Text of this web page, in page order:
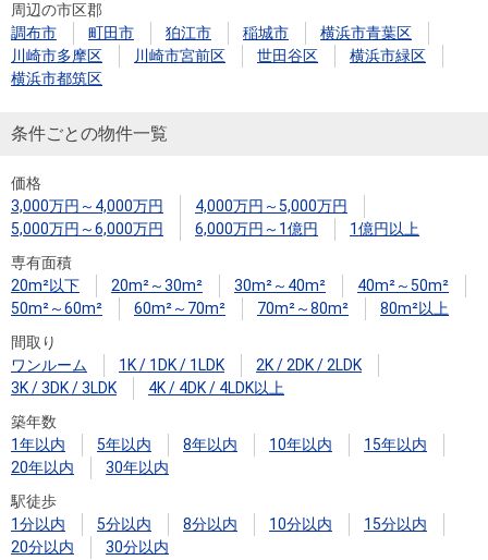
購入向け
サービス
住宅ロー
ンシミュ
住まい1プ
ラス（お
税金の本
（電子ブ
ック）
住まいと
暮らしの
（電子ブ
売却ガイ
ド
周辺の市区郡
調布市
町田市 狛江市 稲城市
横浜市青葉区
川崎市多摩区
川崎市宮前区 世田谷区
横浜市緑区
横浜市都筑区
条件ごとの物件一覧
価格
3,000万円～4,000万円
4,000万円～5,000万円
5,000万円～6,000万円
6,000万円～1億円
1億円以上
専有面積
20m²以下
20m²～30m² 30m²～40m²
40m²～50m²
50m²～60m²
60m²～70m² 70m²～80m²
80m²以上
間取り
ワンルーム
1K / 1DK / 1LDK
2K / 2DK / 2LDK
3K / 3DK / 3LDK
4K / 4DK / 4LDK以上
築年数
1年以内
5年以内 8年以内 10年以内
15年以内
20年以内
30年以内
駅徒歩
1分以内
5分以内 8分以内 10分以内
15分以内
20分以内
30分以内